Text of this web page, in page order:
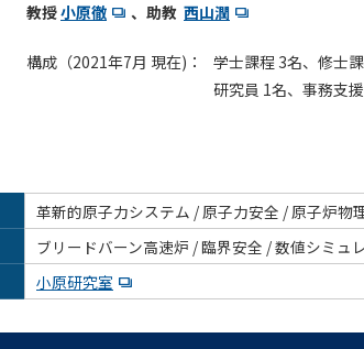
教授小原徹 、助教 西山潤
構成（2021年7月 現在)：
学士課程 3名、修士
研究員 1名、事務支
革新的原子力システム / 原子力安全 / 原子炉物
ブリードバーン高速炉 / 臨界安全 / 数値シミュ
小原研究室